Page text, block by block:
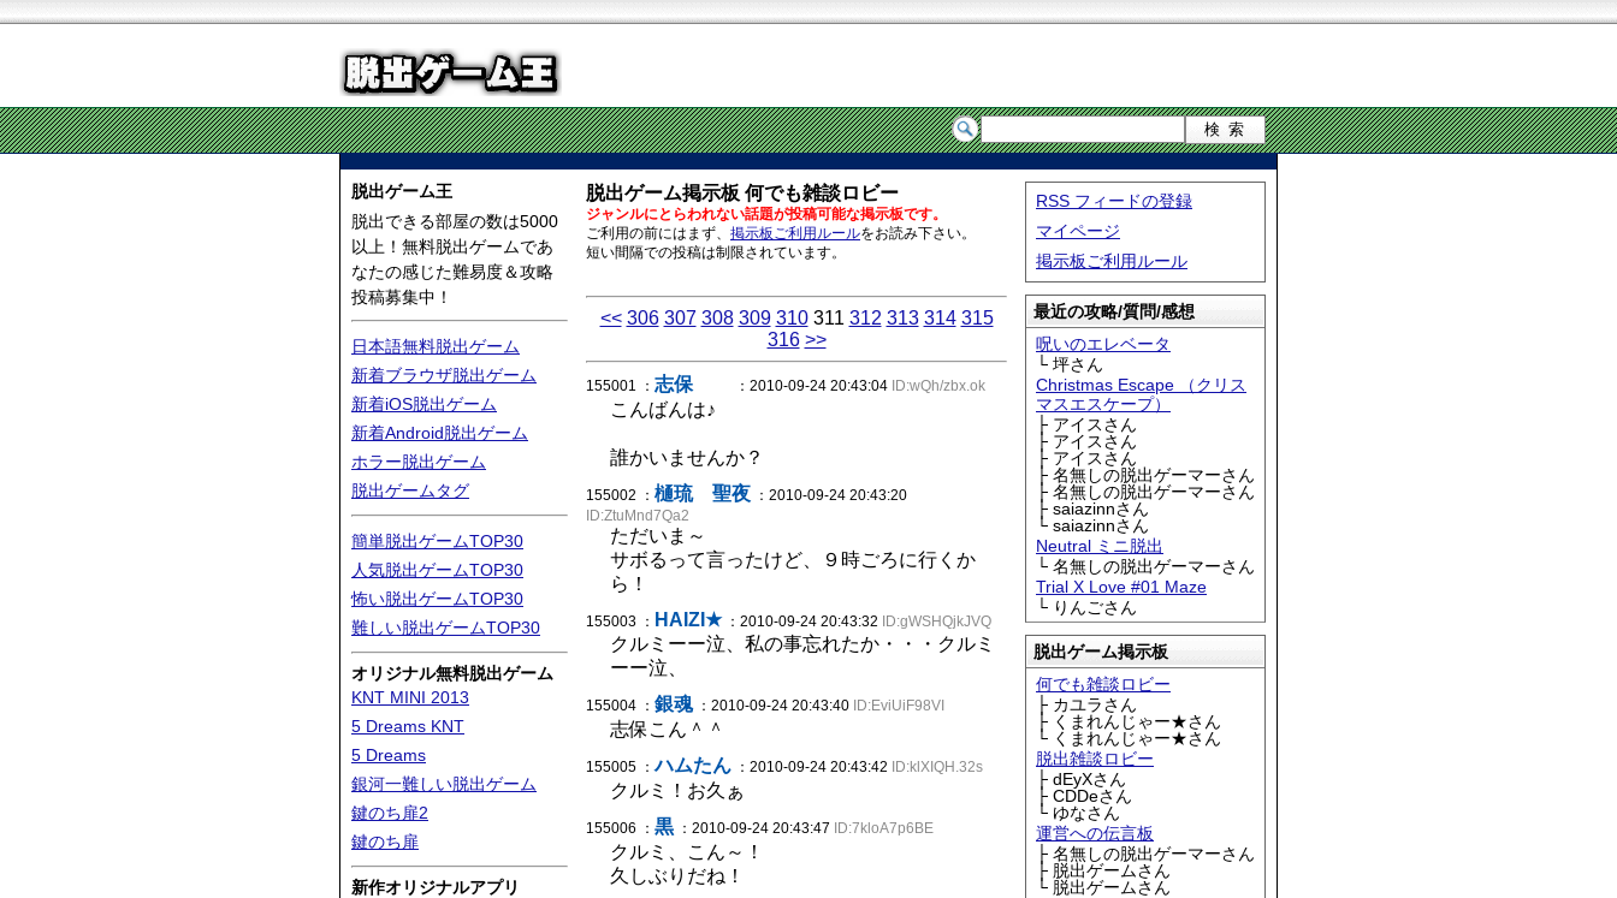
脱出ゲーム王
脱出できる部屋の数は5000
以上！無料脱出ゲームであ
なたの感じた難易度＆攻略
投稿募集中！
日本語無料脱出ゲーム
新着ブラウザ脱出ゲーム
新着iOS脱出ゲーム
新着Android脱出ゲーム
ホラー脱出ゲーム
脱出ゲームタグ
簡単脱出ゲームTOP30
人気脱出ゲームTOP30
怖い脱出ゲームTOP30
難しい脱出ゲームTOP30
オリジナル無料脱出ゲーム
KNT MINI 2013
5 Dreams KNT
5 Dreams
銀河一難しい脱出ゲーム
鍵のち扉2
鍵のち扉
新作オリジナルアプリ
RSS フィードの登録
マイページ
掲示板ご利用ルール
最近の攻略/質問/感想
呪いのエレベータ
└ 坪さん
Christmas Escape （クリス
マスエスケープ）
├ アイスさん
├ アイスさん
├ アイスさん
├ 名無しの脱出ゲーマーさん
├ 名無しの脱出ゲーマーさん
├ saiazinnさん
└ saiazinnさん
Neutral ミニ脱出
└ 名無しの脱出ゲーマーさん
Trial X Love #01 Maze
└ りんごさん
脱出ゲーム掲示板
何でも雑談ロビー
├ カユラさん
├ くまれんじゃー★さん
└ くまれんじゃー★さん
脱出雑談ロビー
├ dEyXさん
├ CDDeさん
└ ゆなさん
運営への伝言板
├ 名無しの脱出ゲーマーさん
├ 脱出ゲームさん
└ 脱出ゲームさん
脱出ゲーム掲示板 何でも雑談ロビー
ジャンルにとらわれない話題が投稿可能な掲示板です。
ご利用の前にはまず、 掲示板ご利用ルールをお読み下さい。
短い間隔での投稿は制限されています。
<< 306 307 308 309 310311 312 313 314 315
316 >>
155001 ： 志保 ：2010-09-24 20:43:04 ID:wQh/zbx.ok
こんばんは♪
誰かいませんか？
155002 ： 樋琉 聖夜 ：2010-09-24 20:43:20
ID:ZtuMnd7Qa2
ただいま～
サボるって言ったけど、９時ごろに行くか
ら！
155003 ： HAIZI★：2010-09-24 20:43:32 ID:gWSHQjkJVQ
クルミーー泣、私の事忘れたか・・・クルミ
ーー泣、
155004 ： 銀魂：2010-09-24 20:43:40 ID:EviUiF98VI
志保こん＾＾
155005 ：ハムたん ：2010-09-24 20:43:42 ID:klXIQH.32s
クルミ！お久ぁ
155006 ： 黒 ：2010-09-24 20:43:47 ID:7kloA7p6BE
クルミ、こん～！
久しぶりだね！